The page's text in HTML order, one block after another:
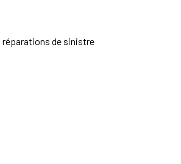
réparations de sinistre